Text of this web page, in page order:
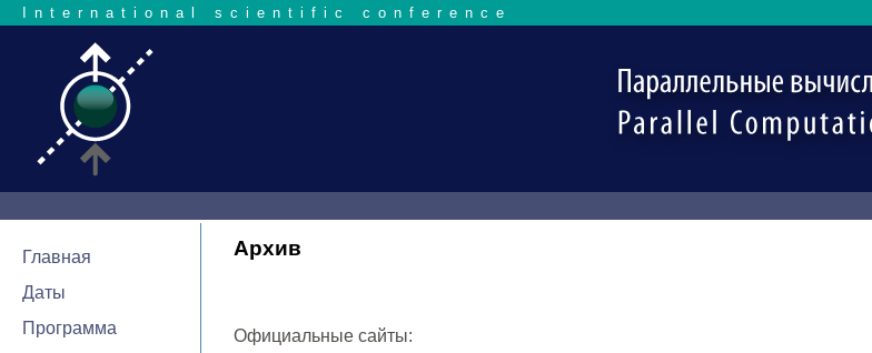
International scientific conference
Главная
Даты
Программа
Архив
Официальные сайты: